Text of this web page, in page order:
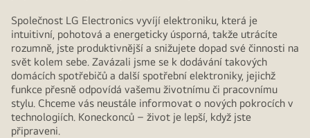
Společnost LG Electronics vyvíjí elektroniku, která je
intuitivní, pohotová a energeticky úsporná, takže utrácíte
rozumně, jste produktivnější a snižujete dopad své činnosti na
svět kolem sebe. Zavázali jsme se k dodávání takových
domácích spotřebičů a další spotřební elektroniky, jejichž
funkce přesně odpovídá vašemu životnímu či pracovnímu
stylu. Chceme vás neustále informovat o nových pokrocích v
technologiích. Koneckonců – život je lepší, když jste
připraveni.